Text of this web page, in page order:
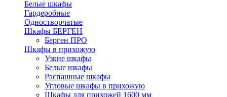
Белые шкафы
Гардеробные
Одностворчатые
Шкафы БЕРГЕН
Берген ПРО
Шкафы в прихожую
Узкие шкафы
Белые шкафы
Распашные шкафы
Угловые шкафы в прихожую
Шкафы для прихожей 1600 мм